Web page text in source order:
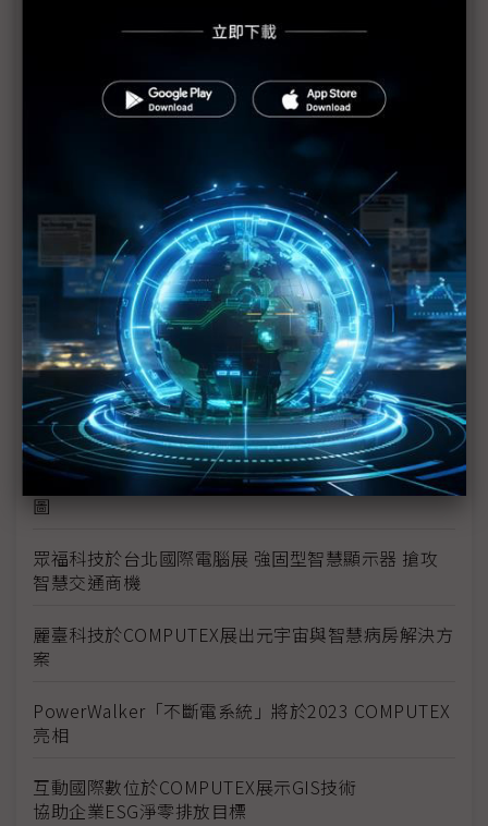
智微科技與開酷科技攜手亮相2023 COMPUTEX產品
宜鼎國際強攻人工智慧 COMPUTEX展出多項AI垂直
應用
消費市場疲軟 MCU業者搶攻車用、工控市場
聚焦USB周邊與AI技術
茂傑國際於COMPUTEX秀出多元應用潛力
Axiado推出全球首個由AI驅動的安全處理器樣本
宜鼎國際COMPUTEX三大跨界應用 拓展AI生態系版
圖
眾福科技於台北國際電腦展 強固型智慧顯示器 搶攻
智慧交通商機
麗臺科技於COMPUTEX展出元宇宙與智慧病房解決方
案
PowerWalker「不斷電系統」將於2023 COMPUTEX
亮相
互動國際數位於COMPUTEX展示GIS技術
協助企業ESG淨零排放目標